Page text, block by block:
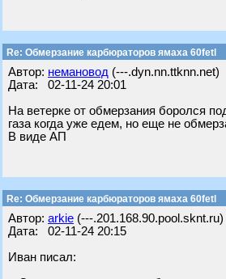
Re: Обмерзание карбюраторов ямаха 60fetl
Автор: немановод (---.dyn.nn.ttknn.net)
Дата: 02-11-24 20:01
На ветерке от обмерзания боролся
газа когда уже едем, но еще не
В виде АП
Re: Обмерзание карбюраторов ямаха 60fetl
Автор: arkie (---.201.168.90.pool.sknt.ru)
Дата: 02-11-24 20:15
Иван писал: